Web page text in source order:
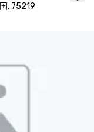
, 75219